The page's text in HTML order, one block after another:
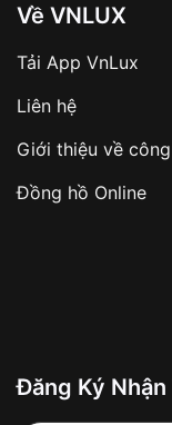
sản phẩm
hàng
Số tiền
✔️ Đảm
✔️ Hạn
Từ khóa SEO:
Về VNLUX
Tải App VnLux
Liên hệ
Giới thiệu về
Đồng hồ Online
Đăng Ký Nhận